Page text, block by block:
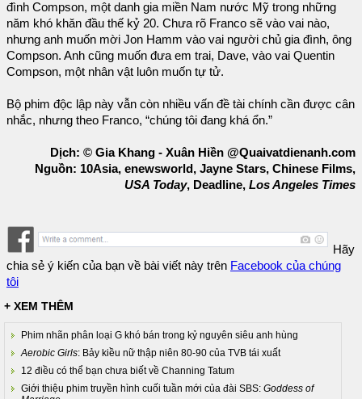
đình Compson, một danh gia miền Nam nước Mỹ trong những
năm khó khăn đầu thế kỷ 20. Chưa rõ Franco sẽ vào vai nào,
nhưng anh muốn mời Jon Hamm vào vai người chủ gia đình, ông
Compson. Anh cũng muốn đưa em trai, Dave, vào vai Quentin
Compson, một nhân vật luôn muốn tự tử.
Bộ phim độc lập này vẫn còn nhiều vấn đề tài chính cần được cân
nhắc, nhưng theo Franco, “chúng tôi đang khá ổn.”
Dịch: © Gia Khang - Xuân Hiền @Quaivatdienanh.com
Nguồn: 10Asia, enewsworld, Jayne Stars, Chinese Films,
USA Today, Deadline, Los Angeles Times
Hãy
chia sẻ ý kiến của bạn về bài viết này trên Facebook của chúng
tôi
+ XEM THÊM
Phim nhãn phân loại G khó bán trong kỷ nguyên siêu anh hùng
Aerobic Girls: Bảy kiều nữ thập niên 80-90 của TVB tái xuất
12 điều có thể bạn chưa biết về Channing Tatum
Giới thiệu phim truyền hình cuối tuần mới của đài SBS: Goddess of